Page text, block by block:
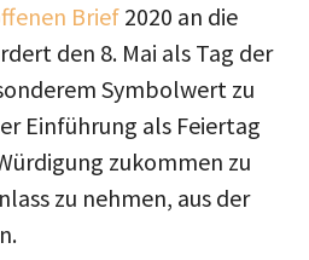
Brief 2020 an die
den 8. Mai als Tag der
Symbolwert zu
Einführung als Feiertag
zukommen zu
zu nehmen, aus der